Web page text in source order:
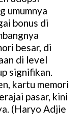
umumnya
bonus di
besar, di
di level
signifikan.
kartu memori
pasar, kini
(Haryo Adjie